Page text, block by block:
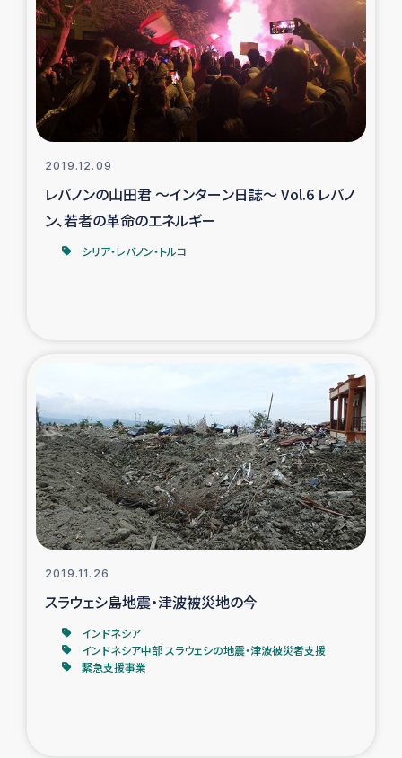
トルコ・シリア地震被災者支援
デニヤヤ小規模紅茶農家支援
コーヒー生産者支援
ベイルート大規模爆発被災者支援
2019.12.09
レバノンの山田君 ～インターン日誌～ Vol.6 レバノ
ン、若者の革命のエネルギー
シリア・レバノン・トルコ
2019.11.26
スラウェシ島地震・津波被災地の今
インドネシア
インドネシア中部 スラウェシの地震・津波被災者支援
緊急支援事業